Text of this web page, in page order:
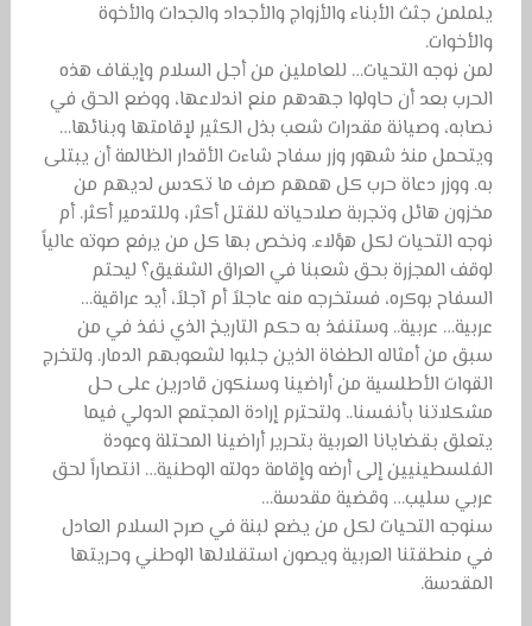
يلملمن جثث الأبناء والأزواج والأجداد والجدات والأخوة
والأخوات.
لمن نوجه التحيات… للعاملين من أجل السلام وإيقاف هذه
الحرب بعد أن حاولوا جهدهم منع اندلاعها، ووضع الحق في
نصابه، وصيانة مقدرات شعب بذل الكثير لإقامتها وبنائها…
ويتحمل منذ شهور وزر سفاح شاءت الأقدار الظالمة أن يبتلى
به. ووزر دعاة حرب كل همهم صرف ما تكدس لديهم من
مخزون هائل وتجربة صلاحياته للقتل أكثر، وللتدمير أكثر. أم
نوجه التحيات لكل هؤلاء. ونخص بها كل من يرفع صوته عالياً
لوقف المجزرة بحق شعبنا في العراق الشقيق؟ ليحتم
السفاح بوكره، فستخرجه منه عاجلاً أم آجلاً، أيد عراقية…
عربية… عربية.. وستنفذ به حكم التاريخ الذي نفذ في من
سبق من أمثاله الطغاة الذين جلبوا لشعوبهم الدمار. ولتخرج
القوات الأطلسية من أراضينا وسنكون قادرين على حل
مشكلاتنا بأنفسنا.. ولتحترم إرادة المجتمع الدولي فيما
يتعلق بقضايانا العربية بتحرير أراضينا المحتلة وعودة
الفلسطينيين إلى أرضه وإقامة دولته الوطنية… انتصاراً لحق
عربي سليب… وقضية مقدسة…
سنوجه التحيات لكل من يضع لبنة في صرح السلام العادل
في منطقتنا العربية ويصون استقلالها الوطني وحريتها
المقدسة.